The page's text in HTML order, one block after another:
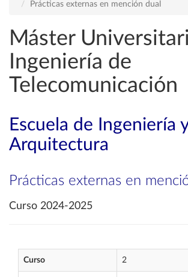
Prácticas externas en mención dual
Máster
Ingeniería de
Telecomunicación
Escuela de Ingeniería y
Arquitectura
Prácticas externas en
Curso 2024-2025
Curso 2